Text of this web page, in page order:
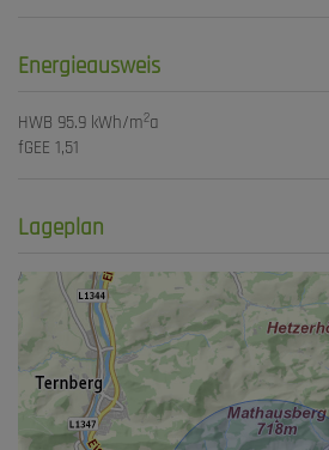
Energieausweis
HWB 95.9 kWh/m2a
fGEE 1,51
Lageplan